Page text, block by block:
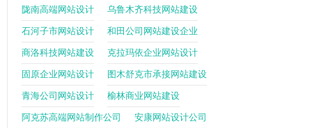
陇南高端网站设计 乌鲁木齐科技网站建设
石河子市网站设计 和田公司网站建设企业
商洛科技网站建设 克拉玛依企业网站设计
固原企业网站设计 图木舒克市承接网站建设
青海公司网站设计 榆林商业网站建设
阿克苏高端网站制作公司 安康网站设计公司